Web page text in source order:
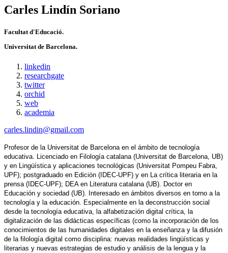
Carles Lindín Soriano
Facultat d'Educació.
Universitat de Barcelona.
linkedin
researchgate
twitter
orchid
web
academia
carles.lindin@gmail.com
Profesor de la Universitat de Barcelona en el ámbito de tecnología
educativa. Licenciado en Filología catalana (Universitat de Barcelona, ​​UB)
y en Lingüística y aplicaciones tecnológicas (Universitat Pompeu Fabra,
UPF); postgraduado en Edición (IDEC-UPF) y en La crítica literaria en la
prensa (IDEC-UPF); DEA en Literatura catalana (UB). Doctor en
Educación y sociedad (UB). Interesado en ámbitos diversos en torno a la
tecnología y la educación. Especialmente en la deconstrucción social
desde la tecnología educativa, la alfabetización digital crítica, la
digitalización de las didácticas específicas (como la incorporación de los
conocimientos de las humanidades digitales en la enseñanza y la difusión
de la filología digital como disciplina: nuevas realidades lingüísticas y
literarias y nuevas estrategias de estudio y análisis de la lengua y la